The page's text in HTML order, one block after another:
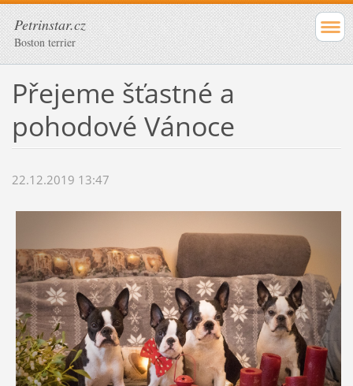
Petrinstar.cz
Boston terrier
Přejeme šťastné a
pohodové Vánoce
22.12.2019 13:47